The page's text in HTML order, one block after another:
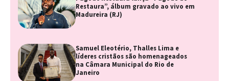
Restaura”, álbum gravado ao vivo em
Madureira (RJ)
Samuel Eleotério, Thalles Lima e
líderes cristãos são homenageados
na Câmara Municipal do Rio de
Janeiro